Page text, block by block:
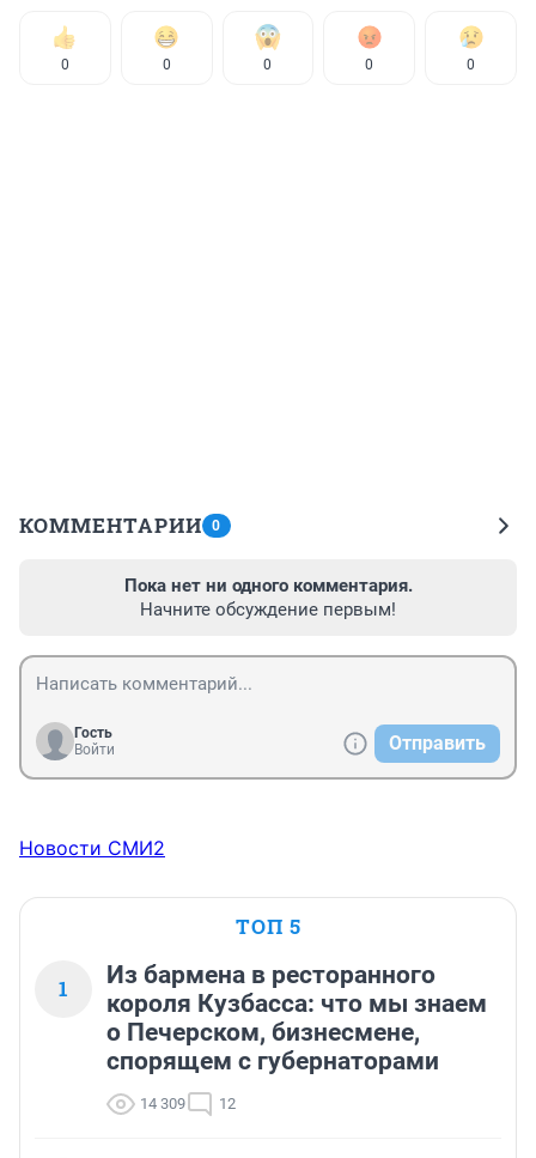
0 0 0 0 0
КОММЕНТАРИИ 0
Пока нет ни одного комментария.
Начните обсуждение первым!
Гость
Войти
Отправить
Новости СМИ2
ТОП 5
1
Из бармена в ресторанного
короля Кузбасса: что мы знаем
о Печерском, бизнесмене,
спорящем с губернаторами
14 309 12